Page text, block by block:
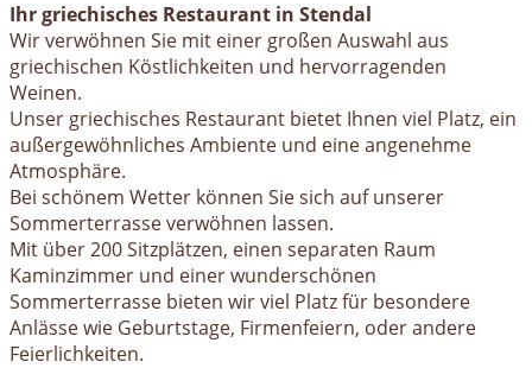
Ihr griechisches Restaurant in Stendal
Wir verwöhnen Sie mit einer großen Auswahl aus
griechischen Köstlichkeiten und hervorragenden
Weinen.
Unser griechisches Restaurant bietet Ihnen viel Platz, ein
außergewöhnliches Ambiente und eine angenehme
Atmosphäre.
Bei schönem Wetter können Sie sich auf unserer
Sommerterrasse verwöhnen lassen.
Mit über 200 Sitzplätzen, einen separaten Raum
Kaminzimmer und einer wunderschönen
Sommerterrasse bieten wir viel Platz für besondere
Anlässe wie Geburtstage, Firmenfeiern, oder andere
Feierlichkeiten.